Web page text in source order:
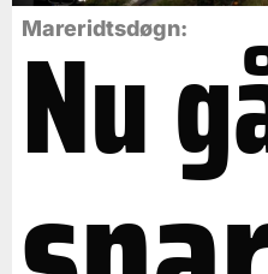
Mareridtsdøgn:
Nu